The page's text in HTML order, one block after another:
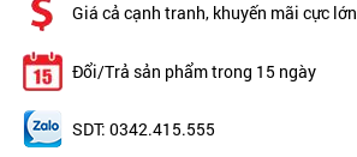
Giá cả cạnh tranh, khuyến mãi cực lớn
Đổi/Trả sản phẩm trong 15 ngày
SDT: 0342.415.555